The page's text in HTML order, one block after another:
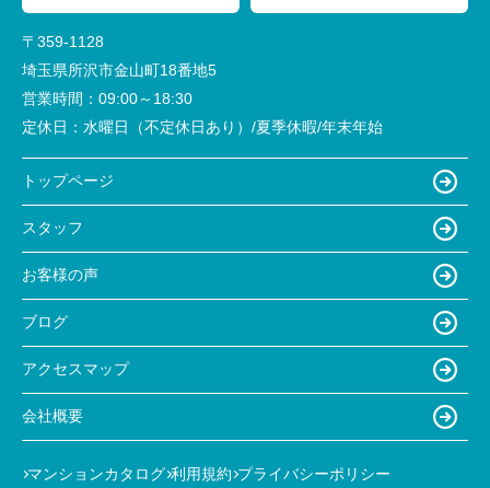
〒359-1128
埼玉県所沢市金山町18番地5
営業時間： 09:00～18:30
定休日： 水曜日（不定休日あり）/夏季休暇/年末年始
トップページ
スタッフ
お客様の声
ブログ
アクセスマップ
会社概要
マンションカタログ 利用規約 プライバシーポリシー